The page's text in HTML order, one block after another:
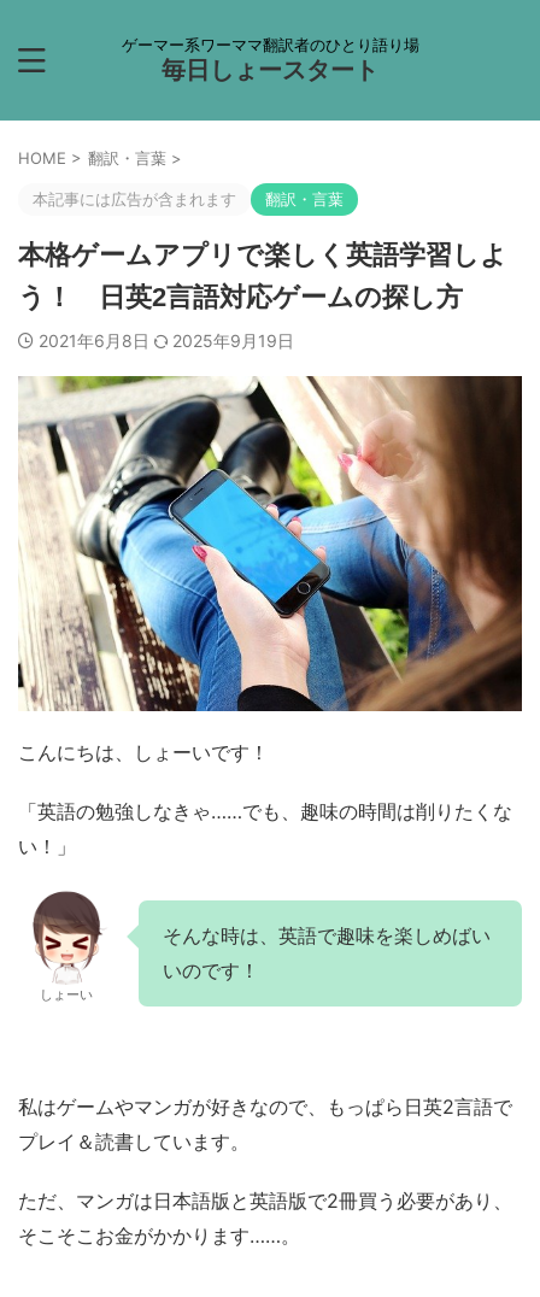
ゲーマー系ワーママ翻訳者のひとり語り場
毎日しょースタート
HOME > 翻訳・言葉 >
本記事には広告が含まれます 翻訳・言葉
本格ゲームアプリで楽しく英語学習しよ
う！ 日英2言語対応ゲームの探し方
2021年6月8日 2025年9月19日
こんにちは、しょーいです！
「英語の勉強しなきゃ……でも、趣味の時間は削りたくな
い！」
しょーい
そんな時は、英語で趣味を楽しめばい
いのです！
私はゲームやマンガが好きなので、もっぱら日英2言語で
プレイ＆読書しています。
ただ、マンガは日本語版と英語版で2冊買う必要があり、
そこそこお金がかかります……。